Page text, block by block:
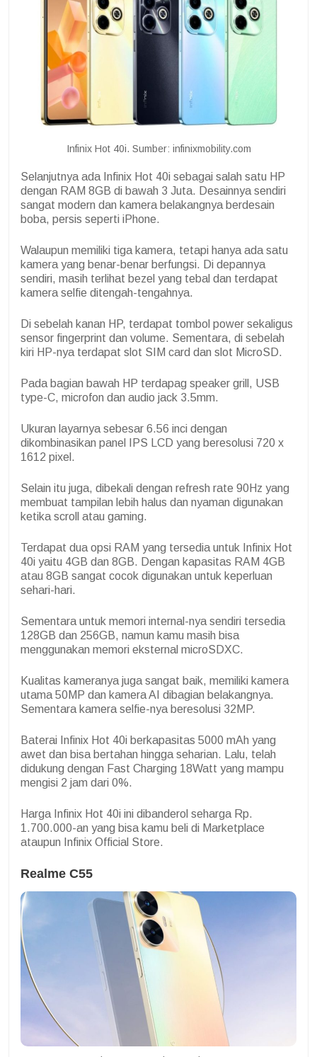
Infinix Hot 40i. Sumber: infinixmobility.com
Selanjutnya ada Infinix Hot 40i sebagai salah satu HP
dengan RAM 8GB di bawah 3 Juta. Desainnya sendiri
sangat modern dan kamera belakangnya berdesain
boba, persis seperti iPhone.
Walaupun memiliki tiga kamera, tetapi hanya ada satu
kamera yang benar-benar berfungsi. Di depannya
sendiri, masih terlihat bezel yang tebal dan terdapat
kamera selfie ditengah-tengahnya.
Di sebelah kanan HP, terdapat tombol power sekaligus
sensor fingerprint dan volume. Sementara, di sebelah
kiri HP-nya terdapat slot SIM card dan slot MicroSD.
Pada bagian bawah HP terdapag speaker grill, USB
type-C, microfon dan audio jack 3.5mm.
Ukuran layarnya sebesar 6.56 inci dengan
dikombinasikan panel IPS LCD yang beresolusi 720 x
1612 pixel.
Selain itu juga, dibekali dengan refresh rate 90Hz yang
membuat tampilan lebih halus dan nyaman digunakan
ketika scroll atau gaming.
Terdapat dua opsi RAM yang tersedia untuk Infinix Hot
40i yaitu 4GB dan 8GB. Dengan kapasitas RAM 4GB
atau 8GB sangat cocok digunakan untuk keperluan
sehari-hari.
Sementara untuk memori internal-nya sendiri tersedia
128GB dan 256GB, namun kamu masih bisa
menggunakan memori eksternal microSDXC.
Kualitas kameranya juga sangat baik, memiliki kamera
utama 50MP dan kamera AI dibagian belakangnya.
Sementara kamera selfie-nya beresolusi 32MP.
Baterai Infinix Hot 40i berkapasitas 5000 mAh yang
awet dan bisa bertahan hingga seharian. Lalu, telah
didukung dengan Fast Charging 18Watt yang mampu
mengisi 2 jam dari 0%.
Harga Infinix Hot 40i ini dibanderol seharga Rp.
1.700.000-an yang bisa kamu beli di Marketplace
ataupun Infinix Official Store.
Realme C55